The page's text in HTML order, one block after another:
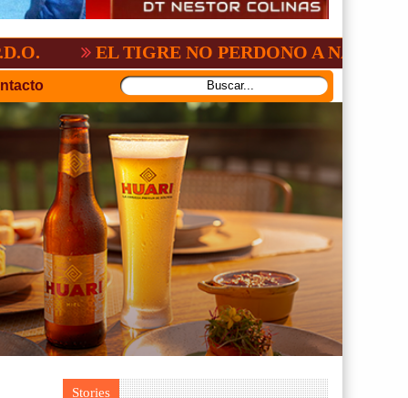
GV-SAN JOSÉ, NO PUDO CON SAN
Stories